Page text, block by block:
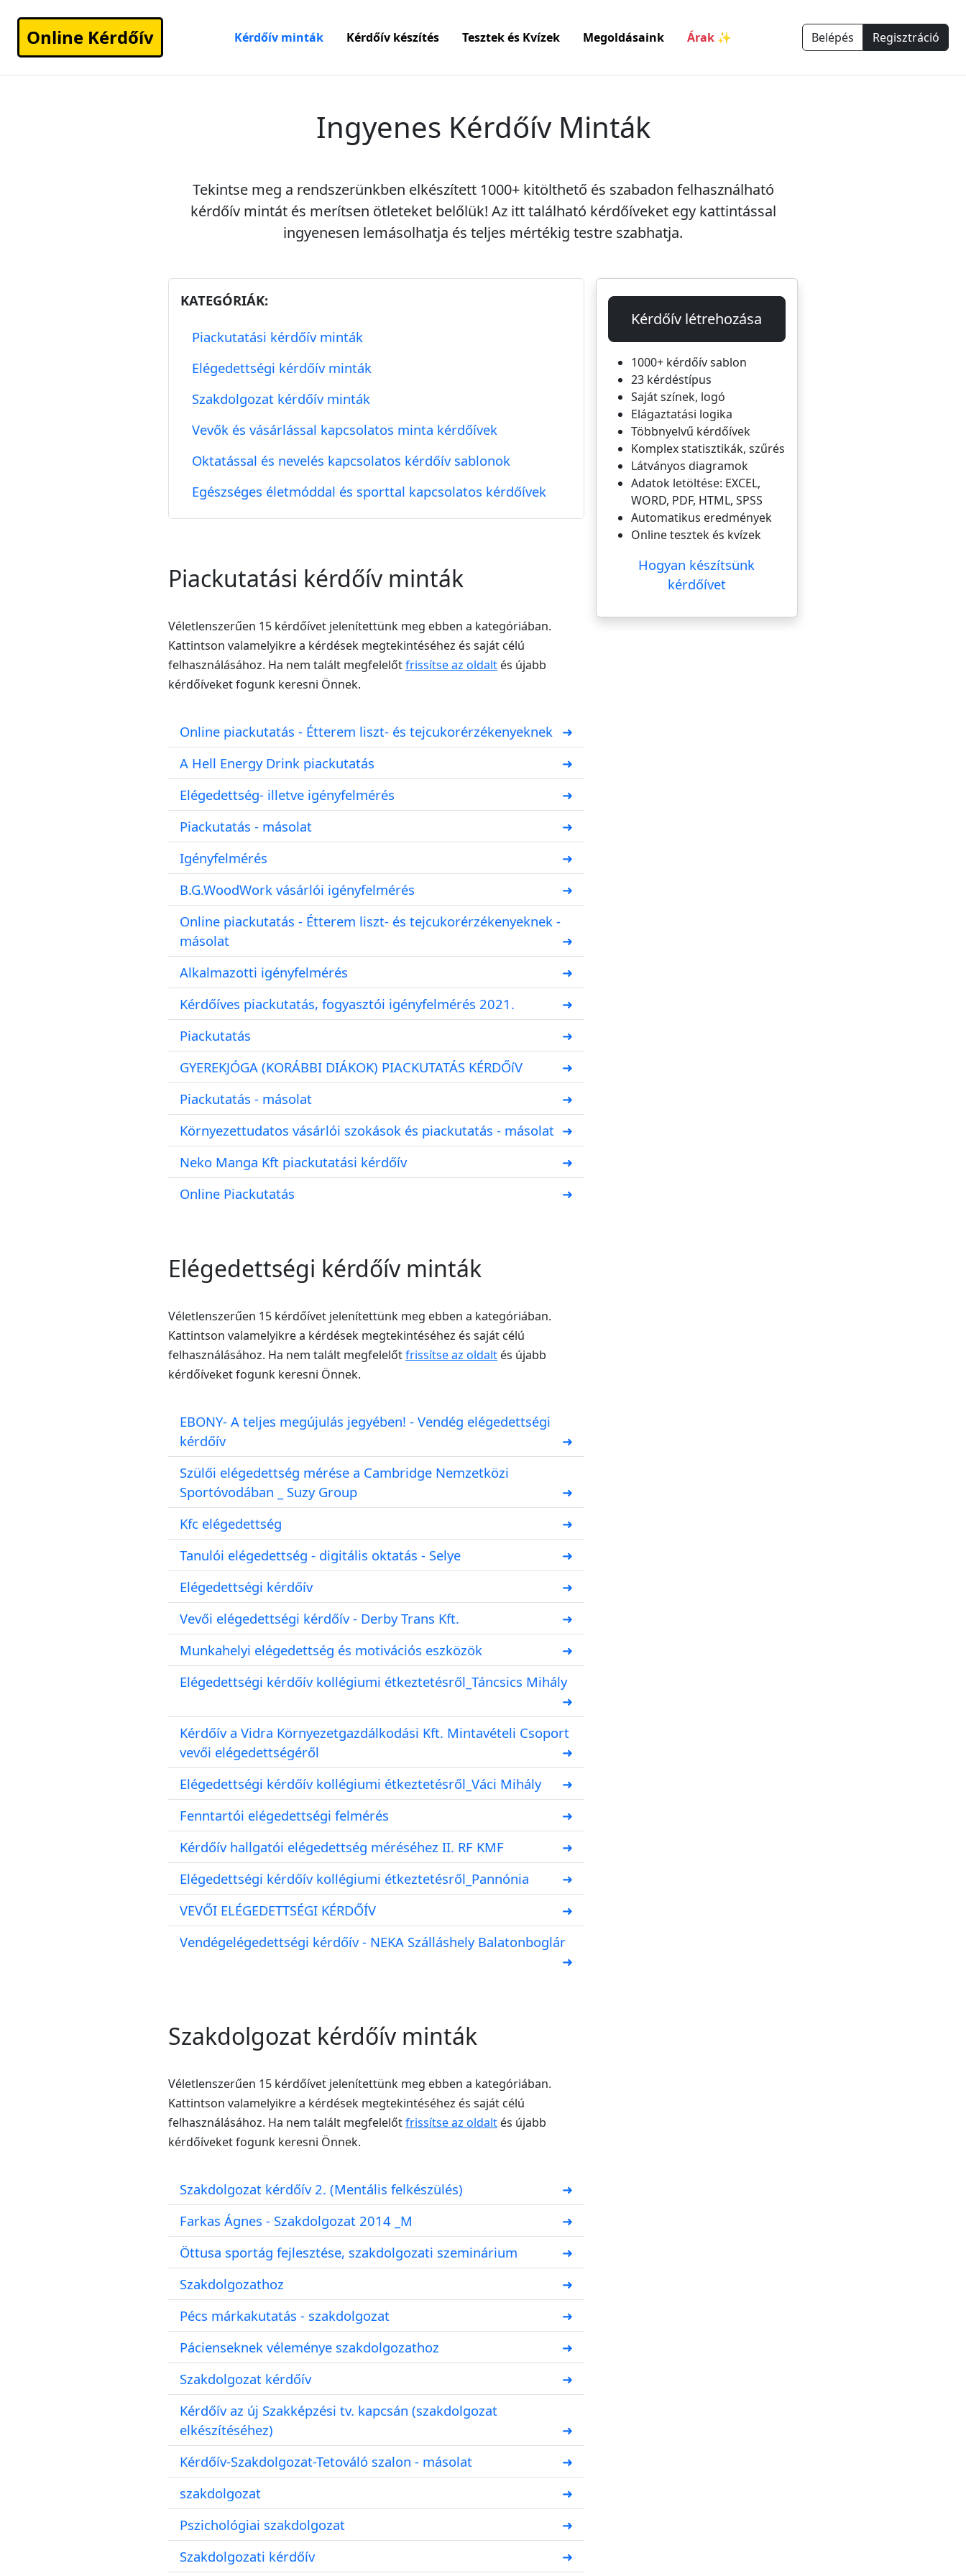
Online Kérdőív Kérdőív minták Kérdőív készítés Tesztek és Kvízek Megoldásaink Árak ✨ Belépés Regisztráció
Ingyenes Kérdőív Minták
Tekintse meg a rendszerünkben elkészített 1000+ kitölthető és szabadon felhasználható
kérdőív mintátés merítsen ötleteket belőlük! Az itt található kérdőíveket egy kattintással
ingyenesen lemásolhatja és teljes mértékig testre szabhatja.
KATEGÓRIÁK:
Piackutatási kérdőív minták
Elégedettségi kérdőív minták
Szakdolgozat kérdőív minták
Vevők és vásárlással kapcsolatos minta kérdőívek
Oktatással és nevelés kapcsolatos kérdőív sablonok
Egészséges életmóddal és sporttal kapcsolatos kérdőívek
Piackutatási kérdőív minták
Véletlenszerűen 15 kérdőívet jelenítettünk meg ebben a kategóriában.
Kattintson valamelyikre a kérdések megtekintéséhez és saját célú
felhasználásához. Ha nem talált megfelelőtfrissítse az oldalt és újabb
kérdőíveket fogunk keresni Önnek.
Online piackutatás - Étterem liszt- és tejcukorérzékenyeknek ➜
A Hell Energy Drink piackutatás
➜
Elégedettség- illetve igényfelmérés
➜
Piackutatás - másolat
➜
Igényfelmérés
➜
B.G.WoodWork vásárlói igényfelmérés
➜
Online piackutatás - Étterem liszt- és tejcukorérzékenyeknek -
másolat
➜
Alkalmazotti igényfelmérés
➜
Kérdőíves piackutatás, fogyasztói igényfelmérés 2021.
➜
Piackutatás
➜
GYEREKJÓGA (KORÁBBI DIÁKOK) PIACKUTATÁS KÉRDŐíV
➜
Piackutatás - másolat
➜
Környezettudatos vásárlói szokások és piackutatás - másolat ➜
Neko Manga Kft piackutatási kérdőív
➜
Online Piackutatás
➜
Elégedettségi kérdőív minták
Véletlenszerűen 15 kérdőívet jelenítettünk meg ebben a kategóriában.
Kattintson valamelyikre a kérdések megtekintéséhez és saját célú
felhasználásához. Ha nem talált megfelelőtfrissítse az oldalt és újabb
kérdőíveket fogunk keresni Önnek.
EBONY- A teljes megújulás jegyében! - Vendég elégedettségi
kérdőív
➜
Szülői elégedettség mérése a Cambridge Nemzetközi
Sportóvodában _ Suzy Group
➜
Kfc elégedettség
➜
Tanulói elégedettség - digitális oktatás - Selye
➜
Elégedettségi kérdőív
➜
Vevői elégedettségi kérdőív - Derby Trans Kft.
➜
Munkahelyi elégedettség és motivációs eszközök
➜
Elégedettségi kérdőív kollégiumi étkeztetésről_Táncsics Mihály
➜
Kérdőív a Vidra Környezetgazdálkodási Kft. Mintavételi Csoport
vevői elégedettségéről
➜
Elégedettségi kérdőív kollégiumi étkeztetésről_Váci Mihály
➜
Fenntartói elégedettségi felmérés
➜
Kérdőív hallgatói elégedettség méréséhez II. RF KMF
➜
Elégedettségi kérdőív kollégiumi étkeztetésről_Pannónia
➜
VEVŐI ELÉGEDETTSÉGI KÉRDŐÍV
➜
Vendégelégedettségi kérdőív - NEKA Szálláshely Balatonboglár
➜
Szakdolgozat kérdőív minták
Véletlenszerűen 15 kérdőívet jelenítettünk meg ebben a kategóriában.
Kattintson valamelyikre a kérdések megtekintéséhez és saját célú
felhasználásához. Ha nem talált megfelelőtfrissítse az oldalt és újabb
kérdőíveket fogunk keresni Önnek.
Szakdolgozat kérdőív 2. (Mentális felkészülés)
➜
Farkas Ágnes - Szakdolgozat 2014 _M
➜
Öttusa sportág fejlesztése, szakdolgozati szeminárium
➜
Szakdolgozathoz
➜
Pécs márkakutatás - szakdolgozat
➜
Pácienseknek véleménye szakdolgozathoz
➜
Szakdolgozat kérdőív
➜
Kérdőív az új Szakképzési tv. kapcsán (szakdolgozat
elkészítéséhez)
➜
Kérdőív-Szakdolgozat-Tetováló szalon - másolat
➜
szakdolgozat
➜
Pszichológiai szakdolgozat
➜
Szakdolgozati kérdőív
➜
Kérdőív létrehozása
1000+ kérdőív sablon
23 kérdéstípus
Saját színek, logó
Elágaztatási logika
Többnyelvű kérdőívek
Komplex statisztikák, szűrés
Látványos diagramok
Adatok letöltése: EXCEL,
WORD, PDF, HTML, SPSS
Automatikus eredmények
Online tesztek és kvízek
Hogyan készítsünk
kérdőívet